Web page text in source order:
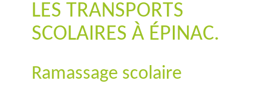
LES TRANSPORTS
SCOLAIRES À ÉPINAC.
Ramassage scolaire